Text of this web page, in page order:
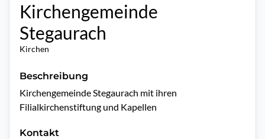
Kirchengemeinde
Stegaurach
Kirchen
Beschreibung
Kirchengemeinde Stegaurach mit ihren
Filialkirchenstiftung und Kapellen
Kontakt